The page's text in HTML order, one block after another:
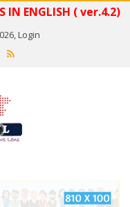
( ver.4.2)
Login